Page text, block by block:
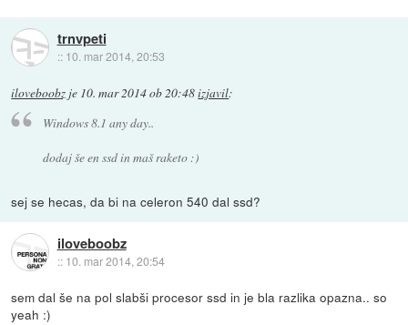
trnvpeti
:: 10. mar 2014, 20:53
iloveboobz je 10. mar 2014 ob 20:48izjavil:
Windows 8.1 any day..
dodaj še en ssd in maš raketo :)
sej se hecas, da bi na celeron 540 dal ssd?
iloveboobz
:: 10. mar 2014, 20:54
sem dal še na pol slabši procesor ssd in je bla razlika opazna.. so
yeah :)